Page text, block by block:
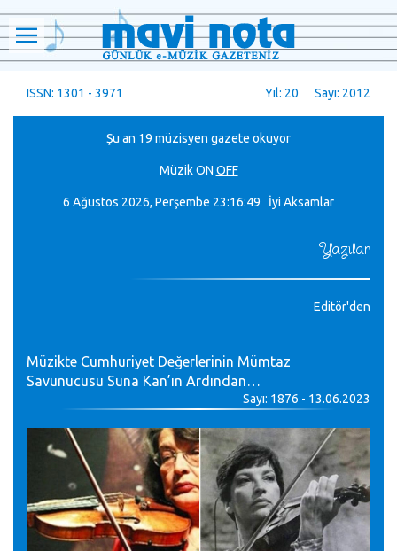
ISSN: 1301 - 3971 Yıl: 20 Sayı: 2012
Şu an 19 müzisyen gazete okuyor
MüzikON OFF
6 Ağustos 2026, Perşembe 23:16:50 İyi Aksamlar
Yazılar
Editör'den
Müzikte Cumhuriyet Değerlerinin Mümtaz
Savunucusu Suna Kan’ın Ardından…
Sayı: 1876 - 13.06.2023